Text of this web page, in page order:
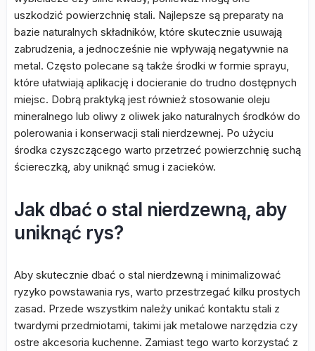
uszkodzić powierzchnię stali. Najlepsze są preparaty na
bazie naturalnych składników, które skutecznie usuwają
zabrudzenia, a jednocześnie nie wpływają negatywnie na
metal. Często polecane są także środki w formie sprayu,
które ułatwiają aplikację i docieranie do trudno dostępnych
miejsc. Dobrą praktyką jest również stosowanie oleju
mineralnego lub oliwy z oliwek jako naturalnych środków do
polerowania i konserwacji stali nierdzewnej. Po użyciu
środka czyszczącego warto przetrzeć powierzchnię suchą
ściereczką, aby uniknąć smug i zacieków.
Jak dbać o stal nierdzewną, aby
uniknąć rys?
Aby skutecznie dbać o stal nierdzewną i minimalizować
ryzyko powstawania rys, warto przestrzegać kilku prostych
zasad. Przede wszystkim należy unikać kontaktu stali z
twardymi przedmiotami, takimi jak metalowe narzędzia czy
ostre akcesoria kuchenne. Zamiast tego warto korzystać z